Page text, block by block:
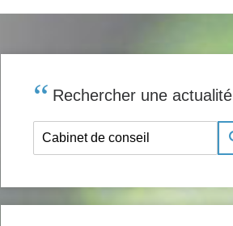
Rechercher une actualité